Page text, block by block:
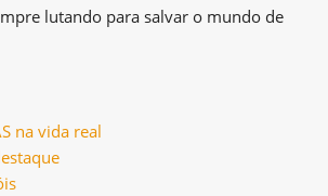
lutando para salvar o mundo de
na vida real